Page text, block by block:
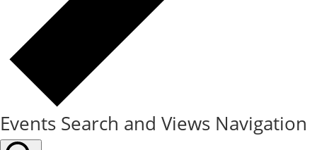
Events Search and Views Navigation